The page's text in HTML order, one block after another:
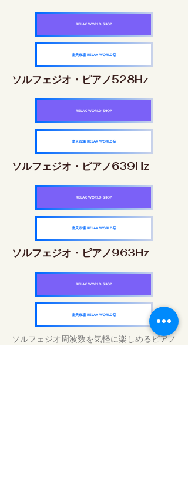
RELAX WORLD SHOP
楽天市場 RELAX WORLD店
ソルフェジオ・ピアノ528Hz
RELAX WORLD SHOP
楽天市場 RELAX WORLD店
ソルフェジオ・ピアノ639Hz
RELAX WORLD SHOP
楽天市場 RELAX WORLD店
ソルフェジオ・ピアノ963Hz
RELAX WORLD SHOP
楽天市場 RELAX WORLD店
ソルフェジオ周波数を気軽に楽しめるピアノ